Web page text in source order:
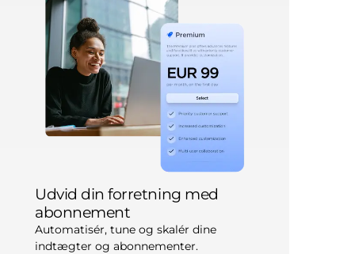
Udvid din forretning med
abonnement
Automatisér, tune og skalér dine
indtægter og abonnementer.